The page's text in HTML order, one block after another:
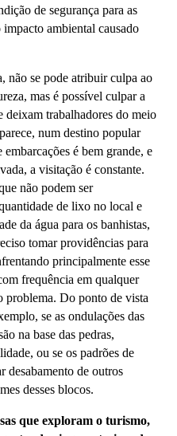
de segurança para as
ambiental causado
não se pode atribuir culpa ao
mas é possível culpar a
deixam trabalhadores do meio
num destino popular
é bem grande, e
a visitação é constante.
não podem ser
de lixo no local e
da água para os banhistas,
tomar providências para
principalmente esse
frequência em qualquer
problema. Do ponto de vista
se as ondulações das
na base das pedras,
ou se os padrões de
desabamento de outros
desses blocos.
que exploram o turismo,